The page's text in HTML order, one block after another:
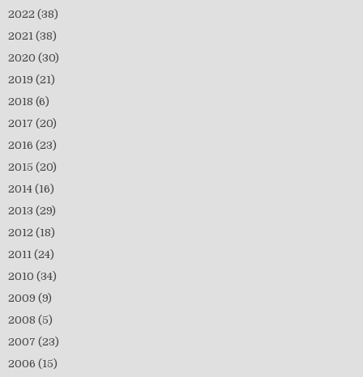
2022 (38)
2021 (38)
2020 (30)
2019 (21)
2018 (6)
2017 (20)
2016 (23)
2015 (20)
2014 (16)
2013 (29)
2012 (18)
2011 (24)
2010 (34)
2009 (9)
2008 (5)
2007 (23)
2006 (15)